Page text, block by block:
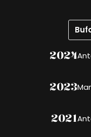
2024
2023
2021